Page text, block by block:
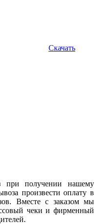
Скачать
при получении нашему
произвести оплату в
Вместе с заказом мы
чеки и фирменный